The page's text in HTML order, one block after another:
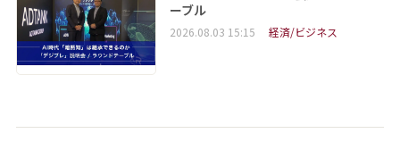
ーブル
2026.08.03 15:15 経済/ビジネス